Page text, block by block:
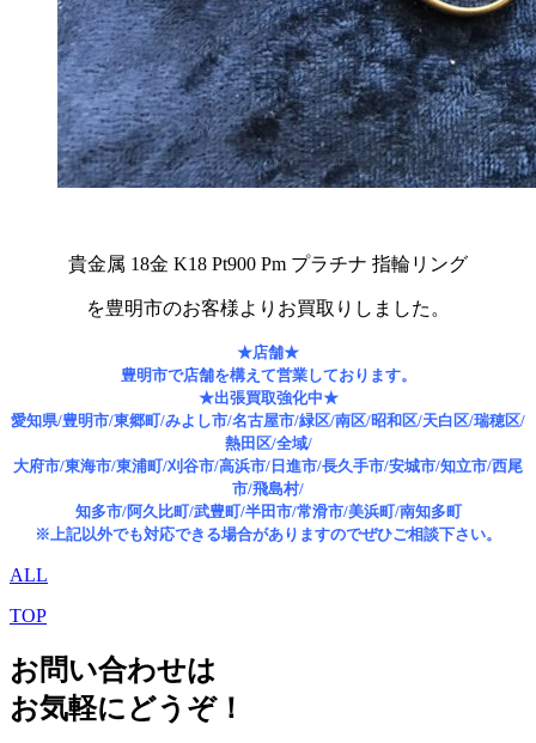
貴金属 18金 K18 Pt900 Pm プラチナ 指輪リング
を豊明市のお客様よりお買取りしました。
★店舗★
豊明市で店舗を構えて営業しております。
★出張買取強化中★
愛知県/豊明市/東郷町/みよし市/名古屋市/緑区/南区/昭和区/天白区/瑞穂区/
熱田区/全域/
大府市/東海市/東浦町/刈谷市/高浜市/日進市/長久手市/安城市/知立市/西尾
市/飛島村/
知多市/阿久比町/武豊町/半田市/常滑市/美浜町/南知多町
※上記以外でも対応できる場合がありますのでぜひご相談下さい。
ALL
TOP
お問い合わせは
お気軽にどうぞ！